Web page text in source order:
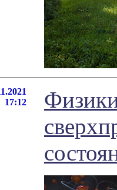
17:12